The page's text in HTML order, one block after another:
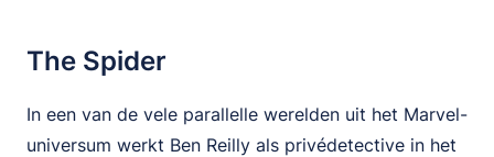
The Spider
In een van de vele parallelle werelden uit het Marvel-
universum werkt Ben Reilly als privédetective in het